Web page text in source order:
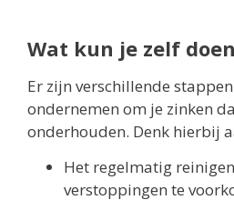
Wat kun je zelf
Er zijn verschillende
ondernemen om je zinken
onderhouden. Denk hierbij
Het regelmatig
verstoppingen te